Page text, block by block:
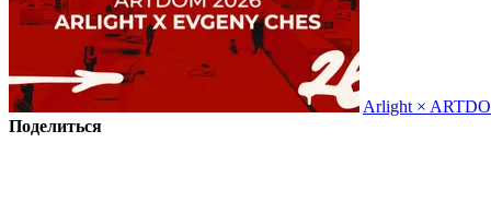
Arlight ×
Поделиться